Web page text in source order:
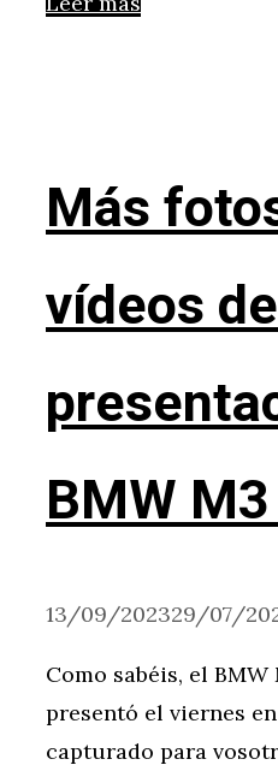
Más
vídeos
BMW
13/09/202329/07/
Como sabéis, el
presentó el viernes
capturado para